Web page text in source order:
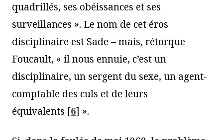
quadrillés, ses obéissances et ses
surveillances ». Le nom de cet éros
disciplinaire est Sade – mais, rétorque
Foucault, « il nous ennuie, c’est un
disciplinaire, un sergent du sexe, un agent-
comptable des culs et de leurs
équivalents [6] ».